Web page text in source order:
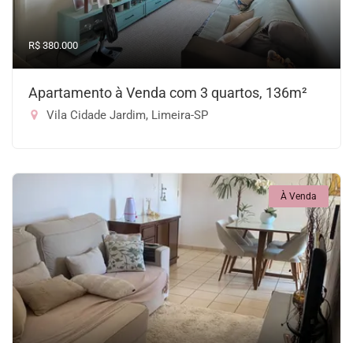
R$ 380.000
Apartamento à Venda com 3 quartos, 136m²
Vila Cidade Jardim, Limeira-SP
À Venda